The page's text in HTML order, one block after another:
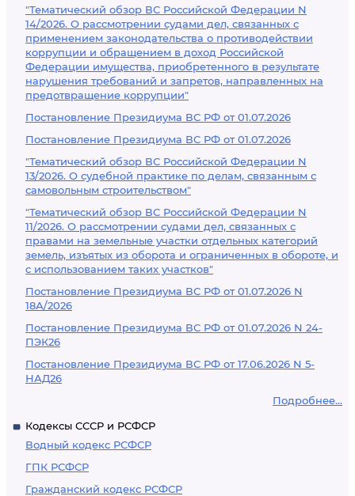
"Тематический обзор ВС Российской Федерации N
14/2026. О рассмотрении судами дел, связанных с
применением законодательства о противодействии
коррупции и обращением в доход Российской
Федерации имущества, приобретенного в результате
нарушения требований и запретов, направленных на
предотвращение коррупции"
Постановление Президиума ВС РФ от 01.07.2026
Постановление Президиума ВС РФ от 01.07.2026
"Тематический обзор ВС Российской Федерации N
13/2026. О судебной практике по делам, связанным с
самовольным строительством"
"Тематический обзор ВС Российской Федерации N
11/2026. О рассмотрении судами дел, связанных с
правами на земельные участки отдельных категорий
земель, изъятых из оборота и ограниченных в обороте, и
с использованием таких участков"
Постановление Президиума ВС РФ от 01.07.2026 N
18А/2026
Постановление Президиума ВС РФ от 01.07.2026 N 24-
ПЭК26
Постановление Президиума ВС РФ от 17.06.2026 N 5-
НАД26
Подробнее...
Кодексы СССР и РСФСР
Водный кодекс РСФСР
ГПК РСФСР
Гражданский кодекс РСФСР